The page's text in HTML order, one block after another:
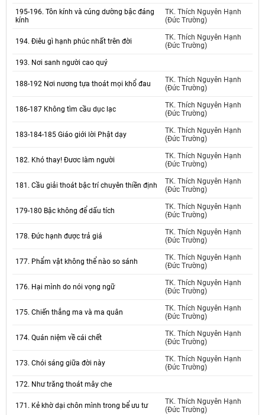
195-196. Tôn kính và cúng dường bậc đáng
kính
TK. Thích Nguyên Hạnh
(Đức Trường)
194. Điêu gì hạnh phúc nhất trên đời
TK. Thích Nguyên Hạnh
(Đức Trường)
193. Nơi sanh người cao quý
188-192 Nơi nương tựa thoát mọi khổ đau
TK. Thích Nguyên Hạnh
(Đức Trường)
186-187 Không tìm cầu dục lạc
TK. Thích Nguyên Hạnh
(Đức Trường)
183-184-185 Giáo giới lời Phật dạy
TK. Thích Nguyên Hạnh
(Đức Trường)
182. Khó thay! Đươc làm người
TK. Thích Nguyên Hạnh
(Đức Trường)
181. Cầu giải thoát bậc trí chuyên thiền định
TK. Thích Nguyên Hạnh
(Đức Trường)
179-180 Bậc không để dấu tích
TK. Thích Nguyên Hạnh
(Đức Trường)
178. Đức hạnh được trả giá
TK. Thích Nguyên Hạnh
(Đức Trường)
177. Phẩm vật không thể nào so sánh
TK. Thích Nguyên Hạnh
(Đức Trường)
176. Hại mình do nói vọng ngữ
TK. Thích Nguyên Hạnh
(Đức Trường)
175. Chiến thắng ma và ma quân
TK. Thích Nguyên Hạnh
(Đức Trường)
174. Quán niệm về cái chết
TK. Thích Nguyên Hạnh
(Đức Trường)
173. Chói sáng giữa đời này
TK. Thích Nguyên Hạnh
(Đức Trường)
172. Như trăng thoát mây che
171. Kẻ khờ dại chôn mình trong bể ưu tư
TK. Thích Nguyên Hạnh
(Đức Trường)